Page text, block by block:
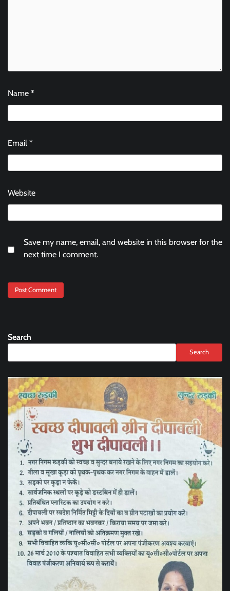
Name *
Email *
Website
Save my name, email, and website in this browser for the
next time I comment.
Search
Search